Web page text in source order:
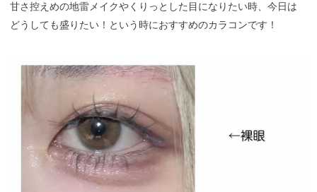
甘さ控えめの地雷メイクやくりっとした目になりたい時、今日は
どうしても盛りたい！という時におすすめのカラコンです！